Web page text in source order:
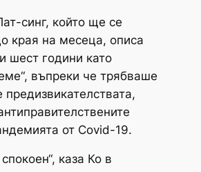
синг, който ще се
края на месеца, описа
шест години като
въпреки че трябваше
от Covid-19.
каза Ко в